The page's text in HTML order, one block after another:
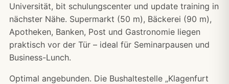
Universität, bit schulungscenter und update training in
nächster Nähe. Supermarkt (50 m), Bäckerei (90 m),
Apotheken, Banken, Post und Gastronomie liegen
praktisch vor der Tür – ideal für Seminarpausen und
Business-Lunch.
Optimal angebunden. Die Bushaltestelle „Klagenfurt